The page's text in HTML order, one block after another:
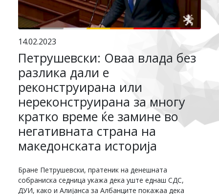
14.02.2023
Петрушевски: Оваа влада без
разлика дали е
реконструирана или
нереконструирана за многу
кратко време ќе замине во
негативната страна на
македонската историја
Бране Петрушевски, пратеник на денешната
собраниска седница укажа дека уште еднаш СДС,
ДУИ, како и Алијанса за Албанците покажаа дека